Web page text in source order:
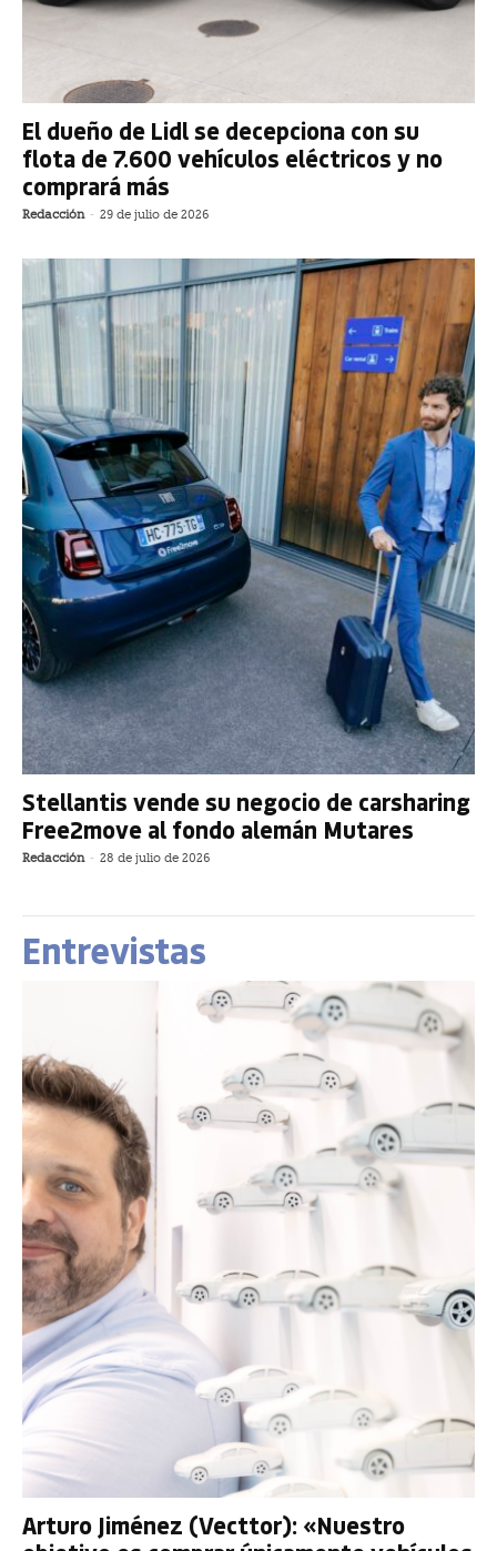
El dueño de Lidl se decepciona con su
flota de 7.600 vehículos eléctricos y no
comprará más
Redacción - 29 de julio de 2026
Stellantis vende su negocio de carsharing
Free2move al fondo alemán Mutares
Redacción - 28 de julio de 2026
Entrevistas
Arturo Jiménez (Vecttor): «Nuestro